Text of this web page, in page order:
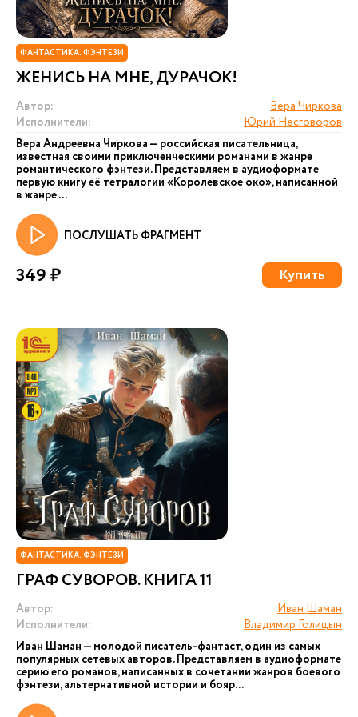
ФАНТАСТИКА. ФЭНТЕЗИ
ЖЕНИСЬ НА МНЕ, ДУРАЧОК!
Автор:
Вера Чиркова
Исполнители:
Юрий Несговоров
Вера Андреевна Чиркова — российская писательница,
известная своими приключенческими романами в жанре
романтического фэнтези. Представляем в аудиоформате
первую книгу её тетралогии «Королевское око», написанной
в жанре ...
ПОСЛУШАТЬ ФРАГМЕНТ
349 ₽ Купить
ФАНТАСТИКА. ФЭНТЕЗИ
ГРАФ СУВОРОВ. КНИГА 11
Автор:
Иван Шаман
Исполнители:
Владимир Голицын
Иван Шаман — молодой писатель-фантаст, один из самых
популярных сетевых авторов. Представляем в аудиоформате
серию его романов, написанных в сочетании жанров боевого
фэнтези, альтернативной истории и бояр...